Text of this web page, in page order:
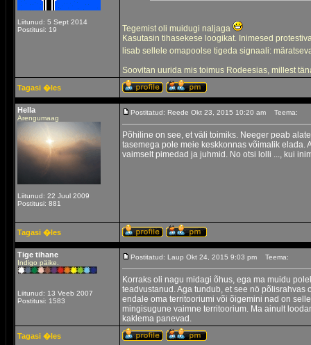
Liitunud: 5 Sept 2014
Postitusi: 19
Tegemist oli muidugi naljaga
Kasutasin tihasekese loogikat. Inimesed
lisab sellele omapoolse tigeda signaali:
Soovitan uurida mis toimus Rodeesias, millest
Tagasi �les
Hella
Arengumaag
Liitunud: 22 Juul 2009
Postitusi: 881
Postitatud: Reede Okt 23, 2015 10:20 am Teema:
Põhiline on see, et väli toimiks. Neeger peab
tasemega pole meie keskkonnas võimalik elada.
vaimselt pimedad ja juhmid. No otsi lolli ..., kui
Tagasi �les
Tige tihane
Indigo päike.
Liitunud: 13 Veeb 2007
Postitusi: 1583
Postitatud: Laup Okt 24, 2015 9:03 pm Teema:
Korraks oli nagu midagi õhus, ega ma muidu
teadvustanud. Aga tundub, et see nö
endale oma territooriumi või õigemini nad on
mingisugune vaimne territoorium. Ma ainult
kaklema panevad.
Tagasi �les